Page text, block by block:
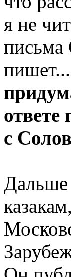
я не
письма
ответе
с
Дальше